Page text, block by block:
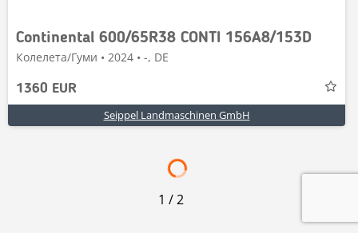
Continental 600/65R38 CONTI 156A8/153D
Колелета/Гуми • 2024 • -, DE
1360 EUR
Seippel Landmaschinen GmbH
1 /2